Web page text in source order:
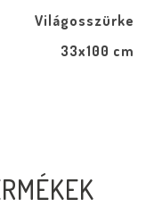
Világosszürke
33x100 cm